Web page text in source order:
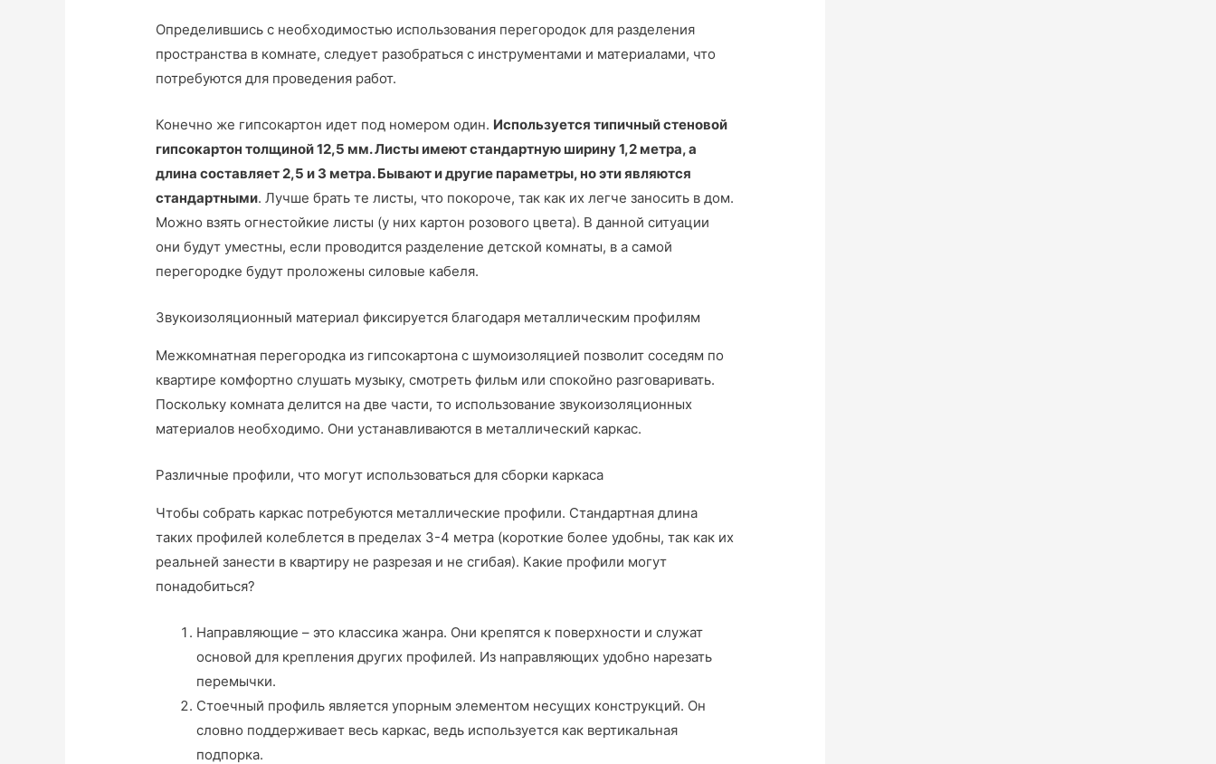
Определившись с необходимостью использования перегородок для разделения
пространства в комнате, следует разобраться с инструментами и материалами, что
потребуются для проведения работ.
Конечно же гипсокартон идет под номером один. Используется типичный стеновой
гипсокартон толщиной 12,5 мм. Листы имеют стандартную ширину 1,2 метра, а
длина составляет 2,5 и 3 метра. Бывают и другие параметры, но эти являются
стандартными. Лучше брать те листы, что покороче, так как их легче заносить в дом.
Можно взять огнестойкие листы (у них картон розового цвета). В данной ситуации
они будут уместны, если проводится разделение детской комнаты, в а самой
перегородке будут проложены силовые кабеля.
Звукоизоляционный материал фиксируется благодаря металлическим профилям
Межкомнатная перегородка из гипсокартона с шумоизоляцией позволит соседям по
квартире комфортно слушать музыку, смотреть фильм или спокойно разговаривать.
Поскольку комната делится на две части, то использование звукоизоляционных
материалов необходимо. Они устанавливаются в металлический каркас.
Различные профили, что могут использоваться для сборки каркаса
Чтобы собрать каркас потребуются металлические профили. Стандартная длина
таких профилей колеблется в пределах 3-4 метра (короткие более удобны, так как их
реальней занести в квартиру не разрезая и не сгибая). Какие профили могут
понадобиться?
Направляющие – это классика жанра. Они крепятся к поверхности и служат
основой для крепления других профилей. Из направляющих удобно нарезать
перемычки.
Стоечный профиль является упорным элементом несущих конструкций. Он
словно поддерживает весь каркас, ведь используется как вертикальная
подпорка.